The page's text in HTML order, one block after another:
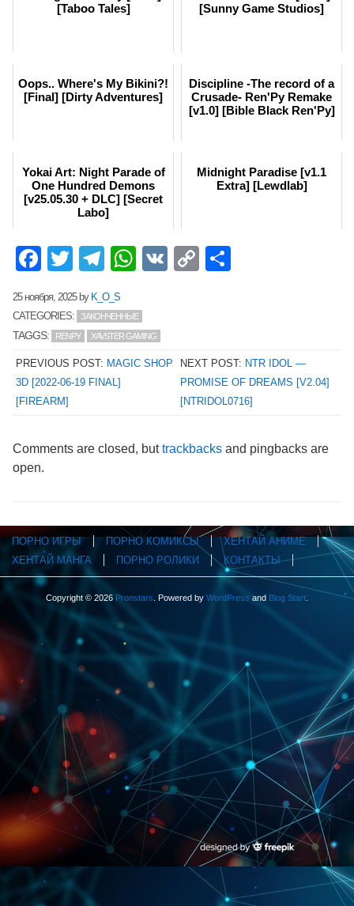
[Taboo Tales]
[Sunny Game Studios]
Oops.. Where's My Bikini?!
[Final] [Dirty Adventures]
Discipline -The record of a
Crusade- Ren'Py Remake
[v1.0] [Bible Black Ren'Py]
Yokai Art: Night Parade of
One Hundred Demons
[v25.05.30 + DLC] [Secret
Labo]
Midnight Paradise [v1.1
Extra] [Lewdlab]
Facebook
TwitterTelegram
WhatsApp
VK Copy
25 ноября, 2025by K_O_S
CATEGORIES:
ЗАКОНЧЕННЫЕ
TAGGS: RENPY XAVSTER GAMING
PREVIOUS POST: MAGIC SHOP
3D [2022-06-19 FINAL]
[FIREARM]
NEXT POST: NTR IDOL —
PROMISE OF DREAMS [V2.04]
[NTRIDOL0716]
Comments are closed, buttrackbacks and pingbacks are
open.
ПОРНО ИГРЫ ПОРНО КОМИКСЫ
ХЕНТАЙ АНИМЕ
ХЕНТАЙ МАНГА
ПОРНО РОЛИКИ КОНТАКТЫ
Copyright © 2026 Pronstars . Powered by WordPress and Blog Start